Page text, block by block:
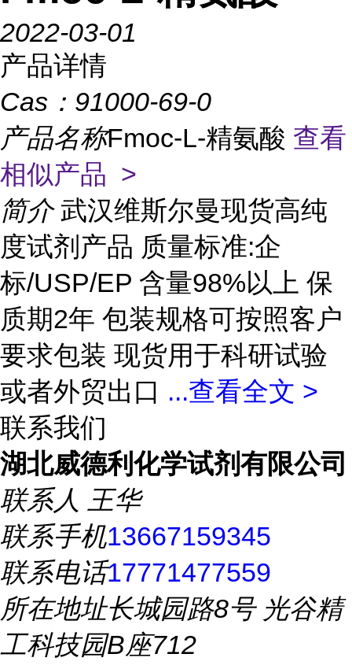
2022-03-01
产品详情
Cas： 91000-69-0
产品名称Fmoc-L-精氨酸 查看
相似产品 >
简介 武汉维斯尔曼现货高纯
度试剂产品 质量标准:企
标/USP/EP 含量98%以上 保
质期2年 包装规格可按照客户
要求包装 现货用于科研试验
或者外贸出口 ...查看全文 >
联系我们
湖北威德利化学试剂有限公司
联系人 王华
联系手机13667159345
联系电话17771477559
所在地址长城园路8号 光谷精
工科技园B座712